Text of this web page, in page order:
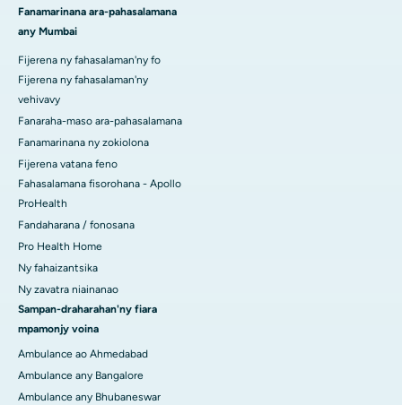
Fanamarinana ara-pahasalamana
any Mumbai
Fijerena ny fahasalaman'ny fo
Fijerena ny fahasalaman'ny
vehivavy
Fanaraha-maso ara-pahasalamana
Fanamarinana ny zokiolona
Fijerena vatana feno
Fahasalamana fisorohana - Apollo
ProHealth
Fandaharana / fonosana
Pro Health Home
Ny fahaizantsika
Ny zavatra niainanao
Sampan-draharahan'ny fiara
mpamonjy voina
Ambulance ao Ahmedabad
Ambulance any Bangalore
Ambulance any Bhubaneswar